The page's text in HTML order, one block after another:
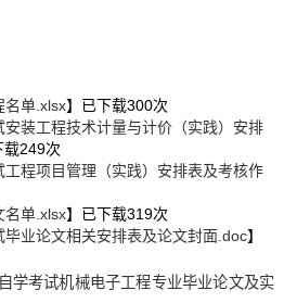
名单.xlsx】已下载300次
装工程技术计量与计价（实践）安排
载249次
程项目管理（实践）安排表及考核作
名单.xlsx】已下载319次
业论文相关安排表及论文封面.doc】
学考试机械电子工程专业毕业论文及实